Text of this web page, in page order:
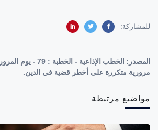
للمشاركة:
المصدر:
الخطب الإذاعية -
مرورية متكررة على أخطر قضية في الدين.
مواضيع مرتبطة